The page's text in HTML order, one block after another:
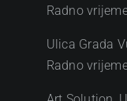
Radno
Ulica Grada
Radno